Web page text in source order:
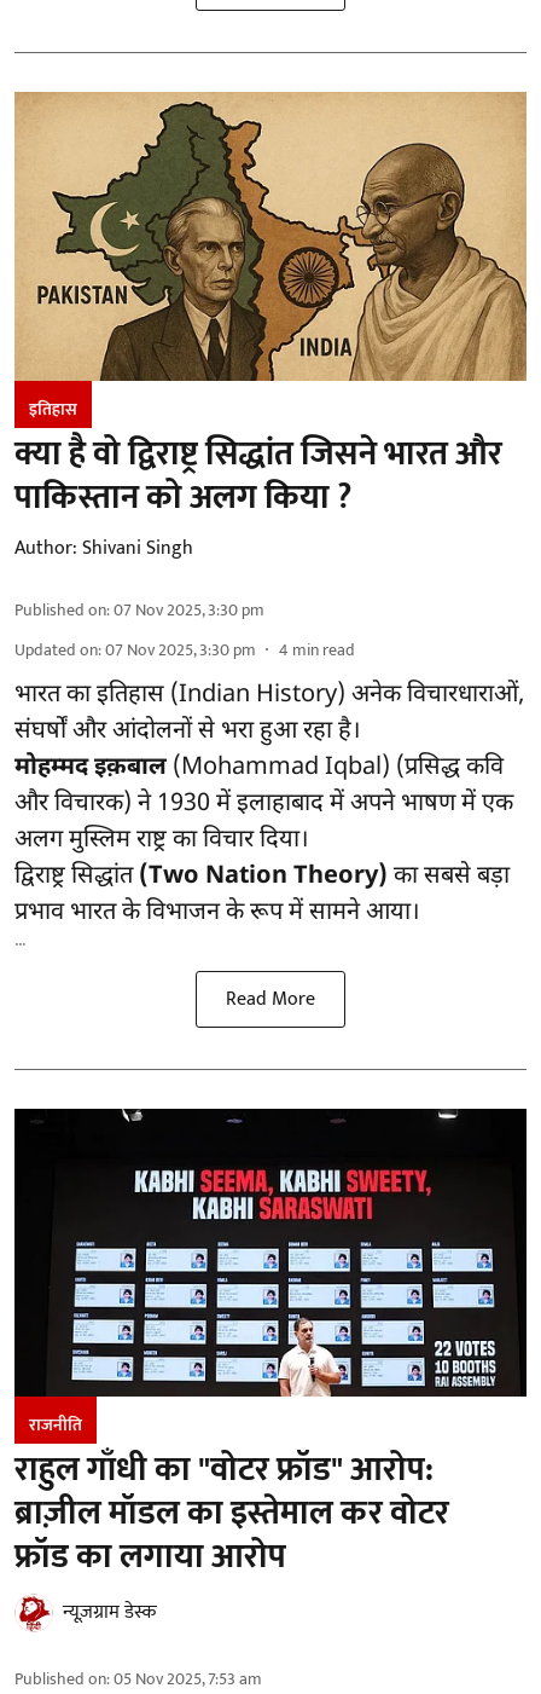
इतिहास
क्या है वो द्विराष्ट्र सिद्धांत जिसने भारत और
पाकिस्तान को अलग किया ?
Author:Shivani Singh
Published on:07 Nov 2025, 3:30 pm
Updated on:07 Nov 2025, 3:30 pm 4 min read
भारत का इतिहास (Indian History) अनेक विचारधाराओं,
संघर्षों और आंदोलनों से भरा हुआ रहा है।
मोहम्मद इक़बाल (Mohammad Iqbal) (प्रसिद्ध कवि
और विचारक) ने 1930 में इलाहाबाद में अपने भाषण में एक
अलग मुस्लिम राष्ट्र का विचार दिया।
द्विराष्ट्र सिद्धांत(Two Nation Theory) का सबसे बड़ा
प्रभाव भारत के विभाजन के रूप में सामने आया।
...
Read More
राजनीति
राहुल गाँधी का "वोटर फ्रॉड" आरोप:
ब्राज़ील मॉडल का इस्तेमाल कर वोटर
फ्रॉड का लगाया आरोप
न्यूज़ग्राम डेस्क
Published on:05 Nov 2025, 7:53 am